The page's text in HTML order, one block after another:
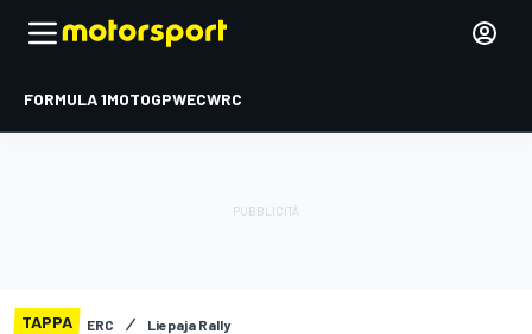
FORMULA 1MOTOGPWECWRC
TAPPA ERC Liepaja Rally